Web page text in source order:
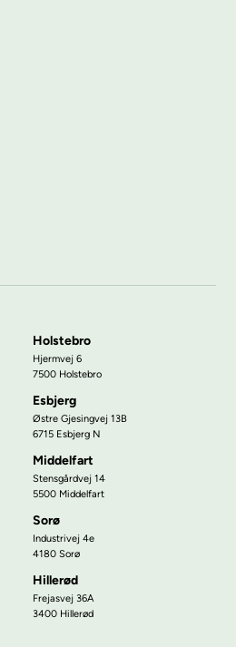
Holstebro
Hjermvej 6
7500 Holstebro
Esbjerg
Østre Gjesingvej 13B
6715 Esbjerg N
Middelfart
Stensgårdvej 14
5500 Middelfart
Sorø
Industrivej 4e
4180 Sorø
Hillerød
Frejasvej 36A
3400 Hillerød